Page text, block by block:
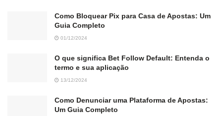
Como Bloquear Pix para Casa de Apostas: Um
Guia Completo
01/12/2024
O que significa Bet Follow Default: Entenda o
termo e sua aplicação
13/12/2024
Como Denunciar uma Plataforma de Apostas:
Um Guia Completo